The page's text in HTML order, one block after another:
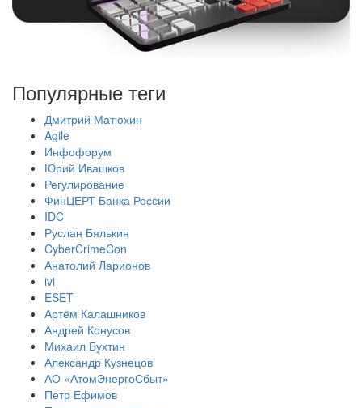
Популярные теги
Дмитрий Матюхин
Agile
Инфофорум
Юрий Ивашков
Регулирование
ФинЦЕРТ Банка России
IDC
Руслан Бялькин
CyberCrimeCon
Анатолий Ларионов
ivi
ESET
Артём Калашников
Андрей Конусов
Михаил Бухтин
Александр Кузнецов
АО «АтомЭнергоСбыт»
Петр Ефимов